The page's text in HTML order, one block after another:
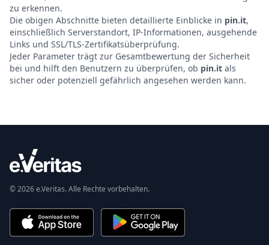
zu erkennen.
Die obigen Abschnitte bieten detaillierte Einblicke in pin.it,
einschließlich Serverstandort, IP-Informationen, ausgehende
Links und SSL/TLS-Zertifikatsüberprüfung.
Jeder Parameter trägt zur Gesamtbewertung der Sicherheit
bei und hilft den Benutzern zu überprüfen, ob pin.it als
sicher oder potenziell gefährlich angesehen werden kann.
© 2026 e.Veritas. Alle Rechte vorbehalten.